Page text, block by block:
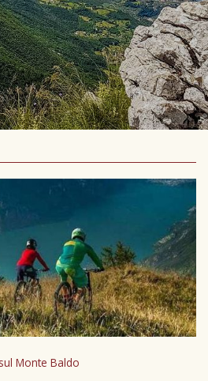
Monte Baldo